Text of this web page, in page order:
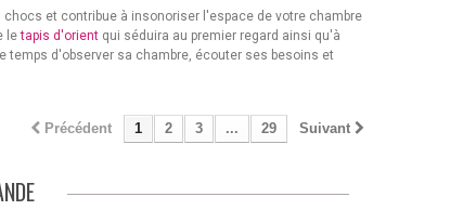
chocs et contribue à insonoriser l'espace de votre chambre
letapis d'orient qui séduira au premier regard ainsi qu'à
temps d'observer sa chambre, écouter ses besoins et
Précédent 1 2 3 ... 29 Suivant